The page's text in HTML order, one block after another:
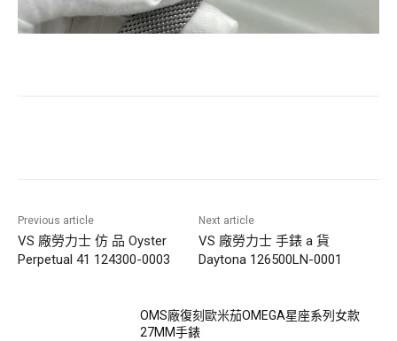
Previous article
VS 廠勞力士 仿 品 Oyster
Perpetual 41 124300-0003
Next article
VS 廠勞力士 手錶 a 貨
Daytona 126500LN-0001
OMS廠復刻歐米茄OMEGA星座系列女款
27MM手錶